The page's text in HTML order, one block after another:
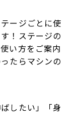
ージごとに使
！ステージの
い方をご案内
たらマシンの
したい」「身